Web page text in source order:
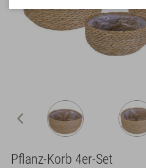
Pflanz-Korb 4er-Set